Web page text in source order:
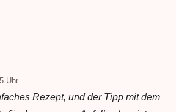
Uhr
Rezept, und der Tipp mit dem